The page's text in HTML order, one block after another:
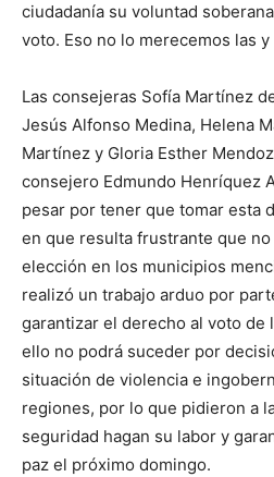
ciudadanía su voluntad
voto. Eso no lo merecemos las y
Las consejeras Sofía Martínez
Jesús Alfonso Medina, Helena
Martínez y Gloria Esther
consejero Edmundo Henríquez
pesar por tener que tomar esta
en que resulta frustrante que
elección en los municipios
realizó un trabajo arduo por
garantizar el derecho al voto de
ello no podrá suceder por
situación de violencia e
regiones, por lo que pidieron a
seguridad hagan su labor y
paz el próximo domingo.